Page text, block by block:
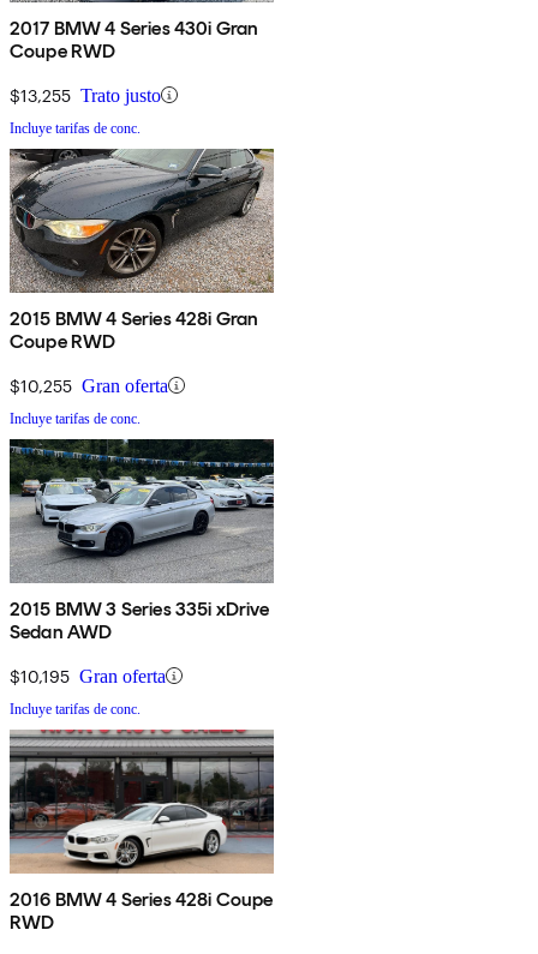
2017 BMW 4 Series 430i Gran
Coupe RWD
$13,255 Trato justo
Incluye tarifas de conc.
2015 BMW 4 Series 428i Gran
Coupe RWD
$10,255 Gran oferta
Incluye tarifas de conc.
2015 BMW 3 Series 335i xDrive
Sedan AWD
$10,195 Gran oferta
Incluye tarifas de conc.
2016 BMW 4 Series 428i Coupe
RWD